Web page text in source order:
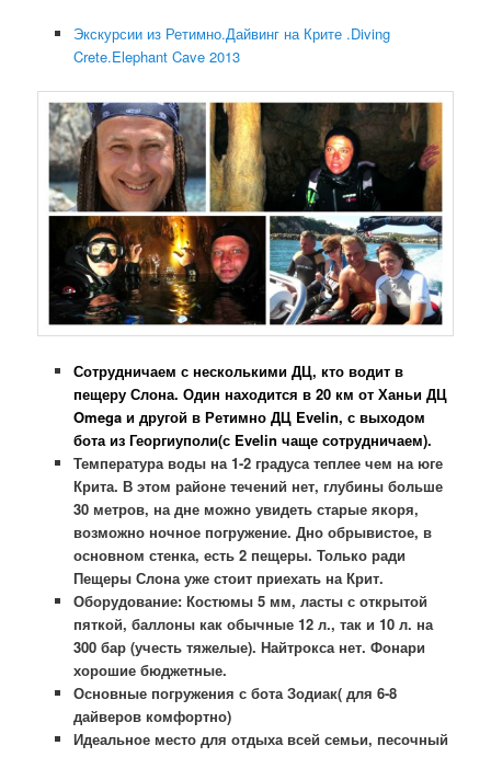
Экскурсии из Ретимно.Дайвинг на Крите .Diving
Crete.Elephant Cave 2013
Сотрудничаем с несколькими ДЦ, кто водит в
пещеру Слона. Один находится в 20 км от Ханьи ДЦ
Omega и другой в Ретимно ДЦ Evelin, с выходом
бота из Георгиуполи(с Evelin чаще сотрудничаем).
Температура воды на 1-2 градуса теплее чем на юге
Крита. В этом районе течений нет, глубины больше
30 метров, на дне можно увидеть старые якоря,
возможно ночное погружение. Дно обрывистое, в
основном стенка, есть 2 пещеры. Только ради
Пещеры Слона уже стоит приехать на Крит.
Оборудование: Костюмы 5 мм, ласты с открытой
пяткой, баллоны как обычные 12 л., так и 10 л. на
300 бар (учесть тяжелые). Найтрокса нет. Фонари
хорошие бюджетные.
Основные погружения с бота Зодиак( для 6-8
дайверов комфортно)
Идеальное место для отдыха всей семьи, песочный